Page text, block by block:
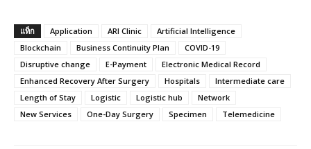
แท็ก Application ARI Clinic
Artificial Intelligence
Blockchain
Business Continuity Plan
COVID-19
Disruptive change
E-Payment
Electronic Medical Record
Enhanced Recovery After Surgery
Hospitals
Intermediate care
Length of Stay
Logistic Logistic hub
Network
New Services
One-Day Surgery Specimen Telemedicine